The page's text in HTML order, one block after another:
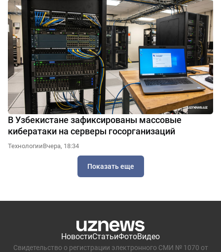
В Узбекистане зафиксированы массовые
кибератаки на серверы госорганизаций
ТехнологииВчера, 18:34
Показать еще
НовостиСтатьиФотоВидео
Свидетельство о регистрации электронного СМИ № 1070 от